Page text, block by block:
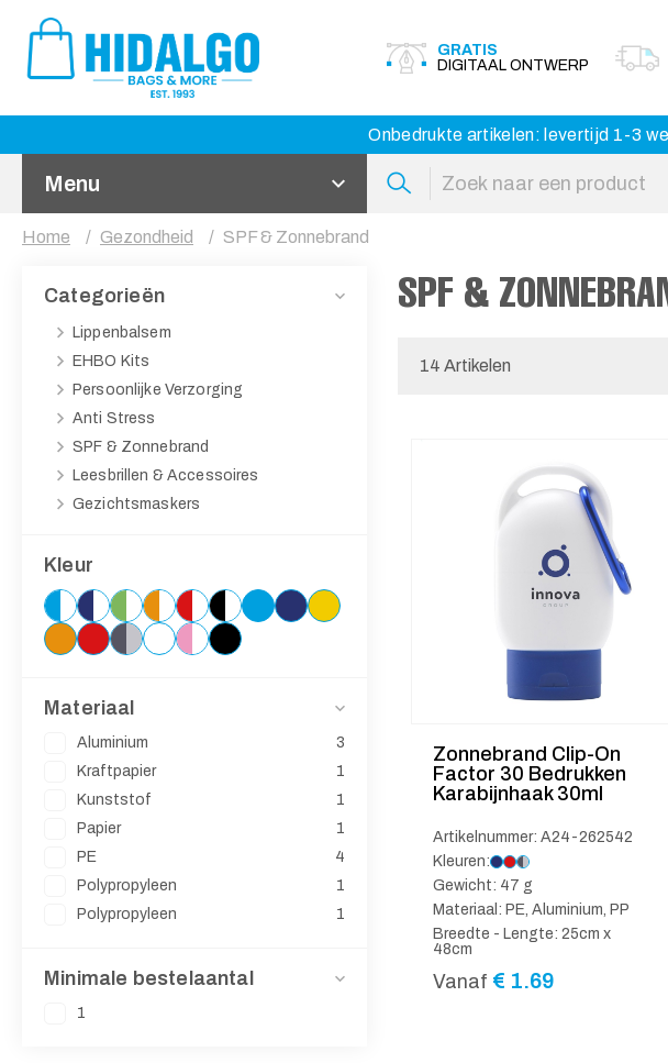
GRATIS
DIGITAAL ONTWERP
Onbedrukte artikelen: levertijd 1-3
Menu
Home Gezondheid SPF & Zonnebrand
Categorieën
Lippenbalsem
EHBO Kits
Persoonlijke Verzorging
Anti Stress
SPF & Zonnebrand
Leesbrillen & Accessoires
Gezichtsmaskers
Kleur
Materiaal
Aluminium
3
Kraftpapier
1
Kunststof
1
Papier
1
PE
4
Polypropyleen
1
Polypropyleen
1
Minimale bestelaantal
1
SPF &
14 Artikelen
Zonnebrand Clip-On
Factor 30 Bedrukken
Karabijnhaak 30ml
Artikelnummer: A24-262542
Kleuren:
Gewicht: 47 g
Materiaal: PE, Aluminium, PP
Breedte - Lengte: 25cm x
48cm
Vanaf € 1.69